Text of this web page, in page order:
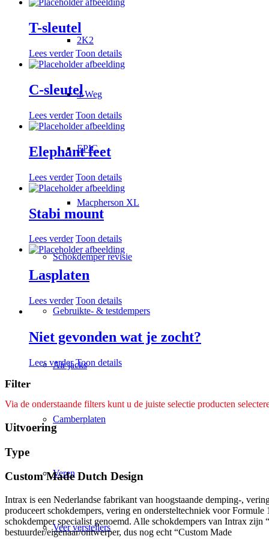
2K2
4-Weg
EPIC
Macpherson XL
Schokdemper revisie
Gebruikte- & testdempers
Air jacks
Camberplaten
Veren
Veer verstellers
T-sleutel
Lees verder Toon details
C-sleutel
Lees verder Toon details
Elephant feet
Lees verder Toon details
Stabi mount
Lees verder Toon details
Lasplaten
Lees verder Toon details
Niet gevonden wat je zocht?
Lees verder Toon details
Filter
Via de onderstaande filters kunt u de juiste selectie producten
Uitvoering
Type
Custom Made Dutch Design
Intrax is een Nederlandse fabrikant van hoogstaande demping-,
produceert schokdempers, vering en ondersteltechniek voor Formule
schokdemper specialist genoemd. Alle schokdempers van Intrax zijn
bestuurder/eigenaar/ontwerper, dus nog echt “Custom Made